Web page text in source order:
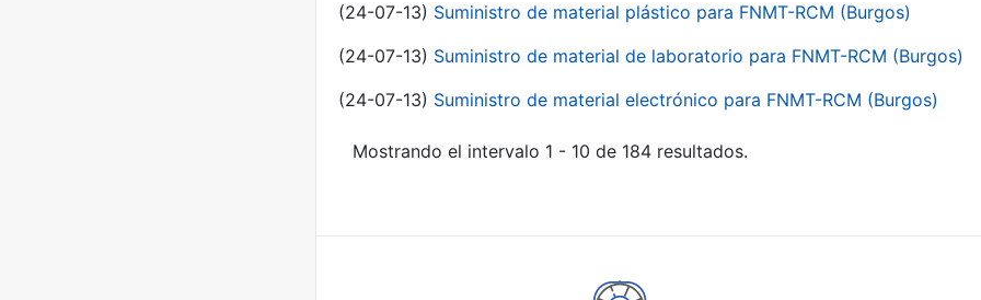
(24-07-13) Suministro de material plástico para FNMT-RCM (Burgos)
(24-07-13) Suministro de material de laboratorio para FNMT-RCM (Burgos)
(24-07-13) Suministro de material electrónico para FNMT-RCM (Burgos)
Mostrando el intervalo 1 - 10 de 184 resultados.